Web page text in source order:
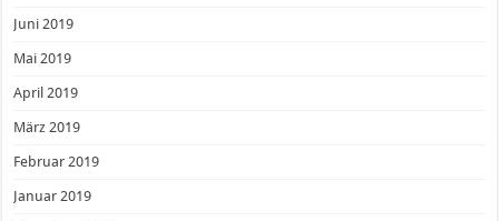
Juni 2019
Mai 2019
April 2019
März 2019
Februar 2019
Januar 2019